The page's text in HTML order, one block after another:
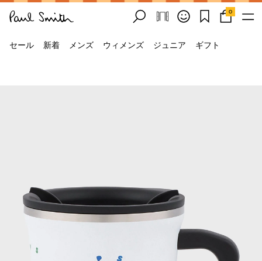
0
セール 新着 メンズ ウィメンズ ジュニア ギフト